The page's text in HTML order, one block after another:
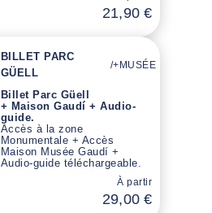
21,90 €
BILLET PARC
GÜELL
/+MUSÉE
Billet Parc Güell
+ Maison Gaudí + Audio-
guide.
Accès à la zone
Monumentale + Accès
Maison Musée Gaudí +
Audio-guide téléchargeable.
À partir
29,00 €